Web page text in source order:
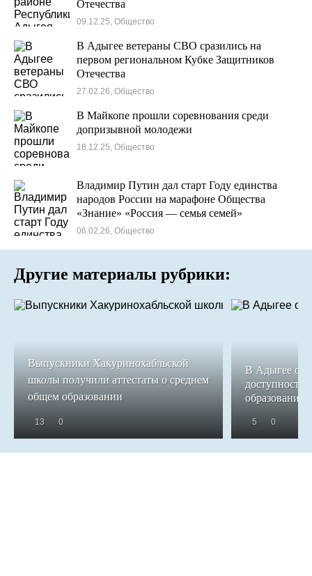
Отечества
09.12.25, Общество
В Адыгее ветераны СВО сразились на
первом региональном Кубке Защитников
Отечества
27.02.26, Общество
В Майкопе прошли соревнования среди
допризывной молодежи
18.12.25, Общество
Владимир Путин дал старт Году единства
народов России на марафоне Общества
«Знание» «Россия — семья семей»
06.02.26, Общество
Другие материалы рубрики:
Выпускники Хакуринохабльской
школы получили аттестаты о среднем
общем образовании
13 0
В Адыгее
доступность
образования
5 0